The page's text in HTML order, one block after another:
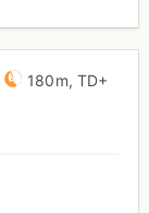
180 m, TD+